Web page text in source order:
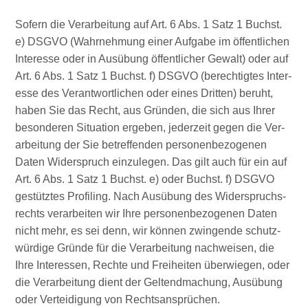
Sofern die Ver­ar­bei­tung auf Art. 6 Abs. 1 Satz 1 Buchst.
e) DSGVO (Wahr­neh­mung einer Auf­ga­be im öffent­li­chen
Inter­es­se oder in Aus­übung öffent­li­cher Gewalt) oder auf
Art. 6 Abs. 1 Satz 1 Buchst. f) DSGVO (berech­tig­tes Inter­
es­se des Ver­ant­wort­li­chen oder eines Drit­ten) beruht,
haben Sie das Recht, aus Grün­den, die sich aus Ihrer
beson­de­ren Situa­ti­on erge­ben, jeder­zeit gegen die Ver­
ar­bei­tung der Sie betref­fen­den per­so­nen­be­zo­ge­nen
Daten Wider­spruch ein­zu­le­gen. Das gilt auch für ein auf
Art. 6 Abs. 1 Satz 1 Buchst. e) oder Buchst. f) DSGVO
gestütz­tes Pro­fil­ing. Nach Aus­übung des Wider­spruchs­
rechts ver­ar­bei­ten wir Ihre per­so­nen­be­zo­ge­nen Daten
nicht mehr, es sei denn, wir kön­nen zwin­gen­de schutz­
wür­di­ge Grün­de für die Ver­ar­bei­tung nach­wei­sen, die
Ihre Inter­es­sen, Rech­te und Frei­hei­ten über­wie­gen, oder
die Ver­ar­bei­tung dient der Gel­tend­ma­chung, Aus­übung
oder Ver­tei­di­gung von Rechtsansprüchen.